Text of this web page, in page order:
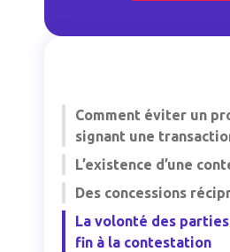
Comment éviter un
signant une
L’existence d’une
Des concessions
La volonté des
fin à la contestation